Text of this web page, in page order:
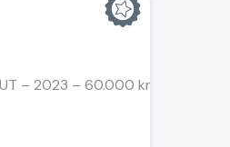
– 2023 – 60.000 km –